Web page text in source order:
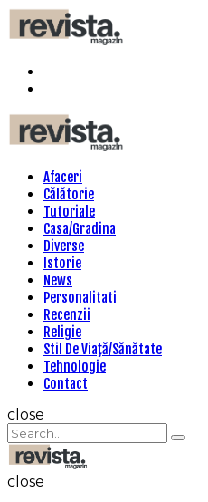
Menu
MenuAfaceri
Călătorie
Tutoriale
Casa/Gradina
Diverse
Istorie
News
Personalitati
Recenzii
Religie
Stil De Viaţă/Sănătate
Tehnologie
Contact
Search
close
Search
for:
Search
close